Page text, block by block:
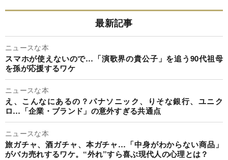
最新記事
ニュースな本
スマホが使えないので…「演歌界の貴公子」を追う90代祖母
を孫が応援するワケ
ニュースな本
え、こんなにあるの？パナソニック、りそな銀行、ユニク
ロ…「企業・ブランド」の意外すぎる共通点
ニュースな本
旅ガチャ、酒ガチャ、本ガチャ…「中身がわからない商品」
がバカ売れするワケ。“外れ”すら喜ぶ現代人の心理とは？